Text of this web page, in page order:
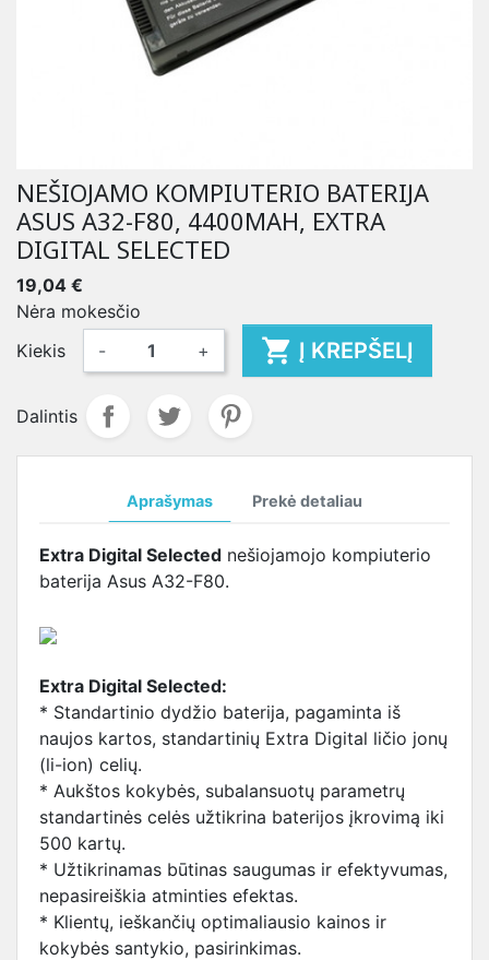
NEŠIOJAMO KOMPIUTERIO BATERIJA
ASUS A32-F80, 4400MAH, EXTRA
DIGITAL SELECTED
19,04 €
Nėra mokesčio
Kiekis
- +  Į KREPŠELĮ
Dalintis
Aprašymas Prekė detaliau
Extra Digital Selected nešiojamojo kompiuterio
baterija Asus A32-F80.
Extra Digital Selected:
* Standartinio dydžio baterija, pagaminta iš
naujos kartos, standartinių Extra Digital ličio jonų
(li-ion) celių.
* Aukštos kokybės, subalansuotų parametrų
standartinės celės užtikrina baterijos įkrovimą iki
500 kartų.
* Užtikrinamas būtinas saugumas ir efektyvumas,
nepasireiškia atminties efektas.
* Klientų, ieškančių optimaliausio kainos ir
kokybės santykio, pasirinkimas.